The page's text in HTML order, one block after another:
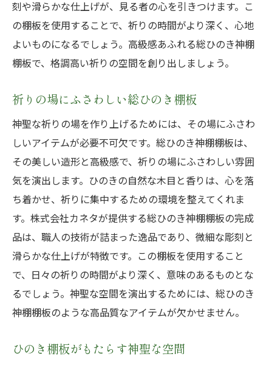
刻や滑らかな仕上げが、見る者の心を引きつけます。こ
の棚板を使用することで、祈りの時間がより深く、心地
よいものになるでしょう。高級感あふれる総ひのき神棚
棚板で、格調高い祈りの空間を創り出しましょう。
祈りの場にふさわしい総ひのき棚板
神聖な祈りの場を作り上げるためには、その場にふさわ
しいアイテムが必要不可欠です。総ひのき神棚棚板は、
その美しい造形と高級感で、祈りの場にふさわしい雰囲
気を演出します。ひのきの自然な木目と香りは、心を落
ち着かせ、祈りに集中するための環境を整えてくれま
す。株式会社カネタが提供する総ひのき神棚棚板の完成
品は、職人の技術が詰まった逸品であり、微細な彫刻と
滑らかな仕上げが特徴です。この棚板を使用すること
で、日々の祈りの時間がより深く、意味のあるものとな
るでしょう。神聖な空間を演出するためには、総ひのき
神棚棚板のような高品質なアイテムが欠かせません。
ひのき棚板がもたらす神聖な空間